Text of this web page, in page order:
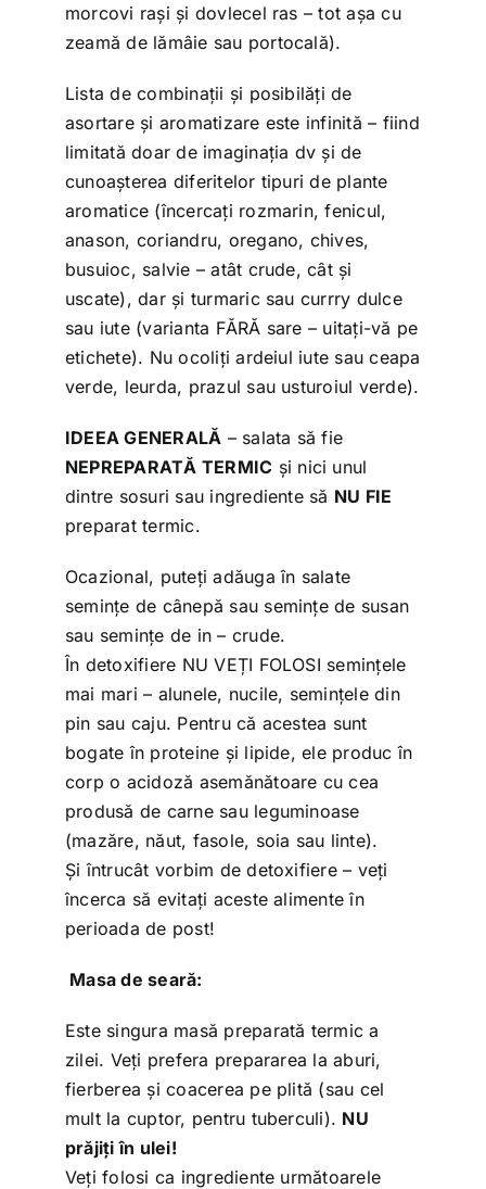
morcovi rași și dovlecel ras – tot așa cu
zeamă de lămâie sau portocală).
Lista de combinații și posibilăți de
asortare și aromatizare este infinită – fiind
limitată doar de imaginația dv și de
cunoașterea diferitelor tipuri de plante
aromatice (încercați rozmarin, fenicul,
anason, coriandru, oregano, chives,
busuioc, salvie – atât crude, cât și
uscate), dar și turmaric sau currry dulce
sau iute (varianta FĂRĂ sare – uitați-vă pe
etichete). Nu ocoliți ardeiul iute sau ceapa
verde, leurda, prazul sau usturoiul verde).
IDEEA GENERALĂ – salata să fie
NEPREPARATĂ TERMIC și nici unul
dintre sosuri sau ingrediente să NU FIE
preparat termic.
Ocazional, puteți adăuga în salate
semințe de cânepă sau semințe de susan
sau semințe de in – crude.
În detoxifiere NU VEȚI FOLOSI semințele
mai mari – alunele, nucile, semințele din
pin sau caju. Pentru că acestea sunt
bogate în proteine și lipide, ele produc în
corp o acidoză asemănătoare cu cea
produsă de carne sau leguminoase
(mazăre, năut, fasole, soia sau linte).
Și întrucât vorbim de detoxifiere – veți
încerca să evitați aceste alimente în
perioada de post!
Masa de seară:
Este singura masă preparată termic a
zilei. Veți prefera prepararea la aburi,
fierberea și coacerea pe plită (sau cel
mult la cuptor, pentru tuberculi). NU
prăjiți în ulei!
Veți folosi ca ingrediente următoarele